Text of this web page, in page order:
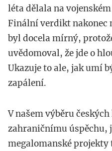
léta dělala na
Finální verdikt nakonec
byl docela mírný,
uvědomoval, že jde o
Ukazuje to ale, jak umí
zapálení.
V našem výběru
zahraničnímu úspěchu,
megalomanské